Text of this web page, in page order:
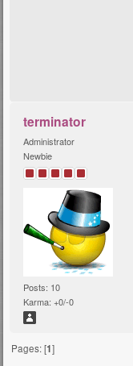
terminator
Administrator
Newbie
Posts: 10
Karma: +0/-0
Pages: [1]